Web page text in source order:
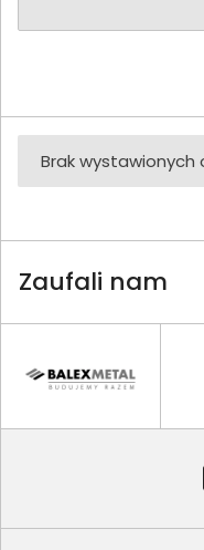
Brak wystawionych
Zaufali nam